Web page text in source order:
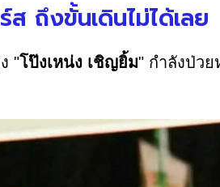
ถึงขั้นเดินไม่ได้เลย
"โป๊งเหน่ง เชิญยิ้ม" กำลังป่ว